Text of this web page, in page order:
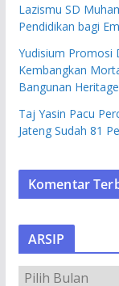
Lazismu SD
Pendidikan bagi
Yudisium Promosi
Kembangkan
Bangunan Heritage
Taj Yasin Pacu
Jateng Sudah 81
Komentar
ARSIP